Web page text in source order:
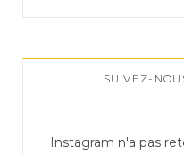
SUIVEZ-
Instagram n'a pas